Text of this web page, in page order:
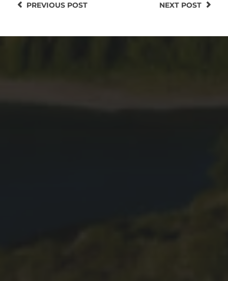
NEXT POST
PREVIOUSPOST